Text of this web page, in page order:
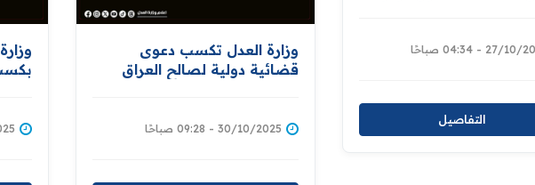
14/
وزارة العدل تكسب دعوى
قضائية دولية لصالح العراق
30/10/2025 - 09:28 صباحًا
2025 - 04:34 صباحًا
التفاصيل